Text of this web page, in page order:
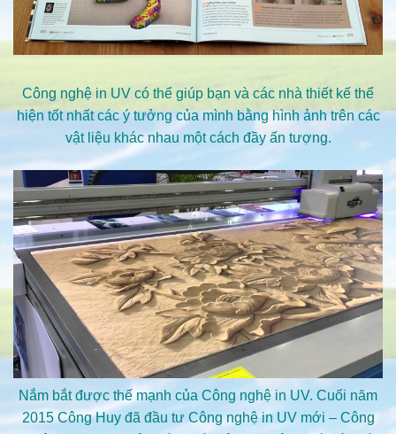
Công nghệ in UV có thể giúp bạn và các nhà thiết kế thể
hiện tốt nhất các ý tưởng của mình bằng hình ảnh trên các
vật liệu khác nhau một cách đầy ấn tượng.
Nắm bắt được thế mạnh của Công nghệ in UV. Cuối năm
2015 Công Huy đã đầu tư Công nghệ in UV mới – Công